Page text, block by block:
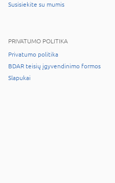
Susisiekite su mumis
PRIVATUMO POLITIKA
Privatumo politika
BDAR teisių įgyvendinimo formos
Slapukai